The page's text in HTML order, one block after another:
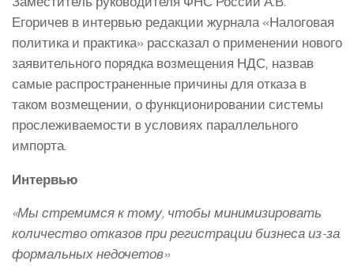
Егоричев в интервью редакции журнала «Налоговая
политика и практика» рассказал о применении нового
заявительного порядка возмещения НДС, назвав
самые распространенные причины для отказа в
таком возмещении, о функционировании системы
прослеживаемости в условиях параллельного
импорта.
Интервью
«Мы стремимся к тому, чтобы минимизировать
количество отказов при регистрации бизнеса из-за
формальных недочетов»